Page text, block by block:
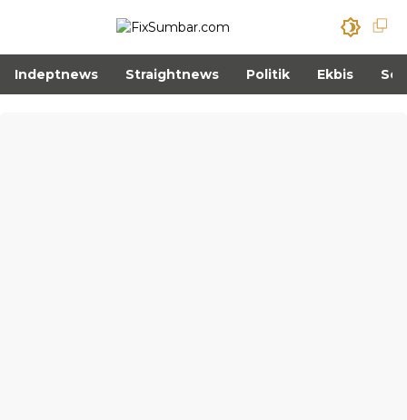
Indeptnews Straightnews Politik Ekbis